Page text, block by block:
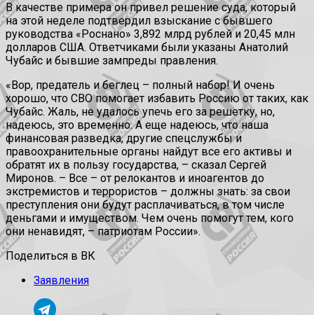
В качестве примера он привел решение суда, который
на этой неделе подтвердил взыскание с бывшего
руководства «Роснано» 3,892 млрд рублей и 20,45 млн
долларов США. Ответчиками были указаны Анатолий
Чубайс и бывшие зампреды правления.
«Вор, предатель и беглец – полный набор! И очень
хорошо, что СВО помогает избавить Россию от таких, как
Чубайс. Жаль, не удалось упечь его за решетку, но,
надеюсь, это временно. А еще надеюсь, что наша
финансовая разведка, другие спецслужбы и
правоохранительные органы найдут все его активы и
обратят их в пользу государства, – сказал Сергей
Миронов. – Все – от релокантов и иноагентов до
экстремистов и террористов – должны знать: за свои
преступления они будут расплачиваться, в том числе
деньгами и имуществом. Чем очень помогут тем, кого
они ненавидят, – патриотам России».
Поделиться в ВК
Заявления